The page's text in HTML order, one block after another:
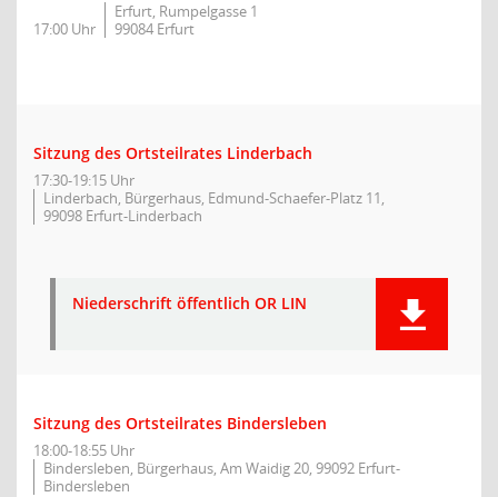
17:00 Uhr
Erfurt, Rumpelgasse 1
99084 Erfurt
Sitzung des Ortsteilrates Linderbach
17:30-19:15 Uhr
Linderbach, Bürgerhaus, Edmund-Schaefer-Platz 11,
99098 Erfurt-Linderbach
Niederschrift öffentlich OR LIN
Sitzung des Ortsteilrates Bindersleben
18:00-18:55 Uhr
Bindersleben, Bürgerhaus, Am Waidig 20, 99092 Erfurt-
Bindersleben